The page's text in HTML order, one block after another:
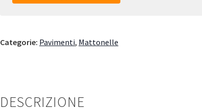
Categorie: Pavimenti, Mattonelle
DESCRIZIONE